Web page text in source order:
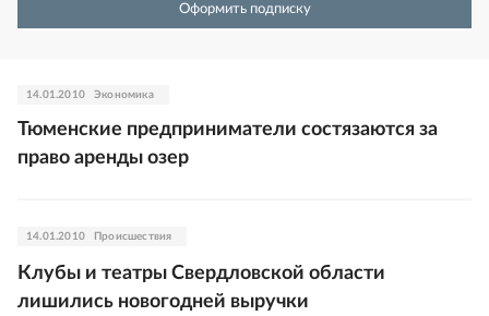
Оформить подписку
14.01.2010 Экономика
Тюменские предприниматели состязаются за
право аренды озер
14.01.2010 Происшествия
Клубы и театры Свердловской области
лишились новогодней выручки